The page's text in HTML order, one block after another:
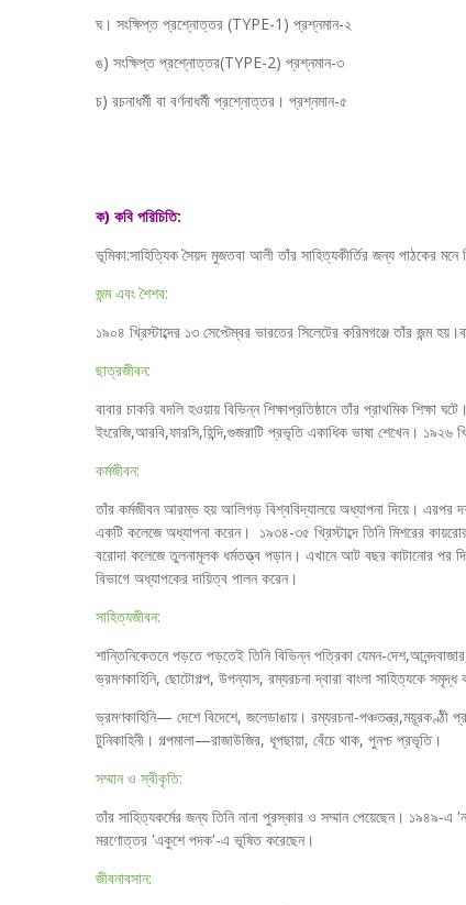
ঘ। সংক্ষিপ্ত প্রশ্নোত্তর (TYPE-1) প্রশ্নমান-২
ঙ) সংক্ষিপ্ত প্রশ্নোত্তর(TYPE-2) প্রশ্নমান-৩
চ) রচনাধর্মী বা বর্ণনাধর্মী প্রশ্নোত্তর। প্রশ্নমান-৫
ক) কবি পরিচিতি:
ভূমিকা:সাহিত্যিক সৈয়দ মুজতবা আলী তাঁর সাহিত্যকীর্তির জন্য পাঠকের মনে
জন্ম এবং শৈশব:
১৯০৪ খ্রিস্টাব্দের ১৩ সেপ্টেম্বর ভারতের সিলেটের করিমগঞ্জে তাঁর জন্ম
ছাত্রজীবন:
বাবার চাকরি বদলি হওয়ায় বিভিন্ন শিক্ষাপ্রতিষ্ঠানে তাঁর প্রাথমিক
ইংরেজি,আরবি,ফারসি,হিন্দি,গুজরাটি প্রভৃতি একাধিক ভাষা শেখেন। ১৯২৬
কর্মজীবন:
তাঁর কর্মজীবন আরম্ভ হয় আলিগড় বিশ্ববিদ্যালয়ে অধ্যাপনা দিয়ে। এরপর
একটি কলেজে অধ্যাপনা করেন। ১৯৩৪-৩৫ খ্রিস্টাব্দে তিনি মিশরের
বরোদা কলেজে তুলনামূলক ধর্মতত্ত্ব পড়ান। এখানে আট বছর কাটানোর পর
বিভাগে অধ্যাপকের দায়িত্ব পালন করেন।
সাহিত্যজীবন:
শান্তিনিকেতনে পড়তে পড়তেই তিনি বিভিন্ন পত্রিকা যেমন-
ভ্রমণকাহিনি, ছোটোগল্প, উপন্যাস, রম্যরচনা দ্বারা বাংলা সাহিত্যকে
ভ্রমণকাহিনি— দেশে বিদেশে, জলেডাঙায়। রম্যরচনা-
টুনিকাহিনী। গল্পমালা—রাজাউজির, ধূপছায়া, বেঁচে থাক, পুনশ্চ প্রভৃতি।
সম্মান ও স্বীকৃতি:
তাঁর সাহিত্যকর্মের জন্য তিনি নানা পুরস্কার ও সম্মান পেয়েছেন।
মরণোত্তর 'একুশে পদক'-এ ভূষিত করেছেন।
জীবনাবসান: